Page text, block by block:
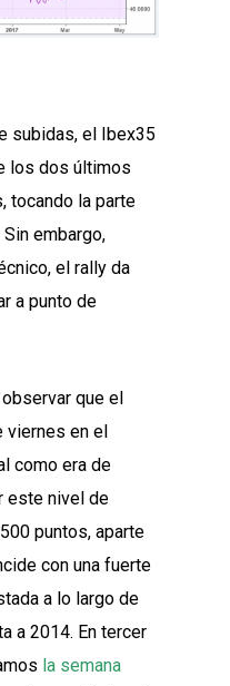
subidas, el Ibex35
los dos últimos
tocando la parte
embargo,
el rally da
a punto de
que el
viernes en el
como era de
este nivel de
puntos, aparte
con una fuerte
a lo largo de
a 2014. En tercer
la semana